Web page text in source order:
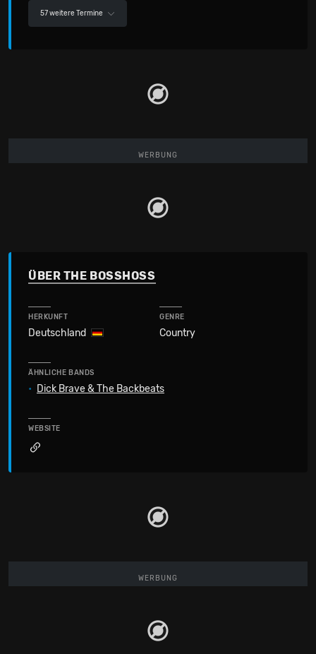
57 weitere Termine
WERBUNG
ÜBER THE BOSSHOSS
HERKUNFT
Deutschland
GENRE
Country
ÄHNLICHE BANDS
• Dick Brave & The Backbeats
WEBSITE
WERBUNG